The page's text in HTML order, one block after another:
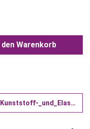
Wert
den Warenkorb
_und_Elastomerfett (PDF)